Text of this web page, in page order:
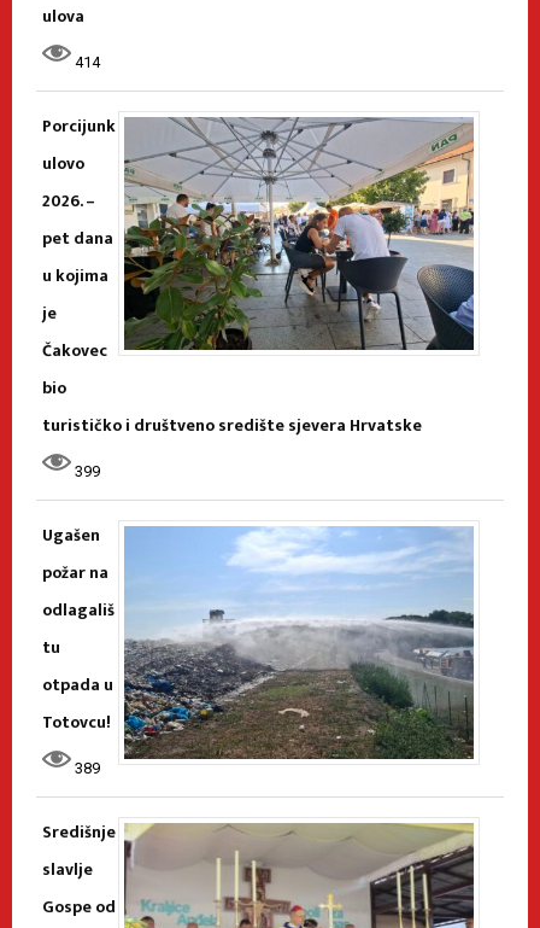
ulova
414
Porcijunk
ulovo
2026. –
pet dana
u kojima
je
Čakovec
bio
turističko i društveno središte sjevera Hrvatske
399
Ugašen
požar na
odlagališ
tu
otpada u
Totovcu!
389
Središnje
slavlje
Gospe od